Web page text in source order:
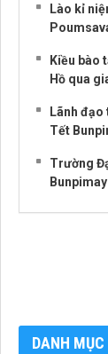
Lào kỉ
Kiều bào
Hồ qua
Lãnh đạo
Tết
Trường
DANH MỤC